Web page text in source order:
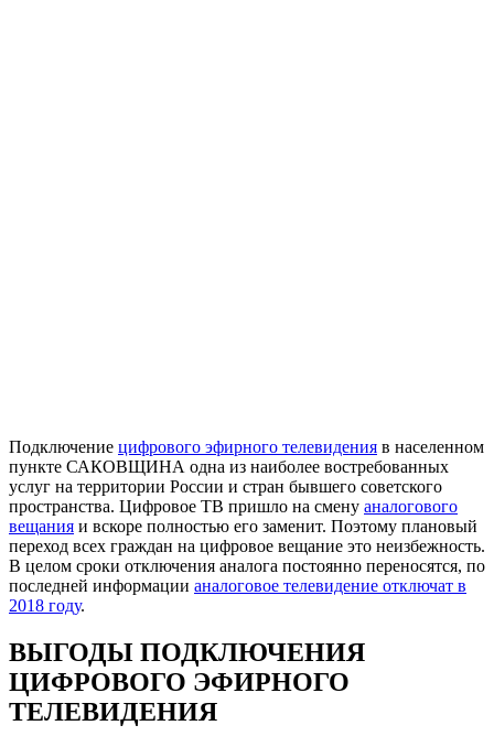
Подключение цифрового эфирного телевидения в населенном
пункте САКОВЩИНА одна из наиболее востребованных
услуг на территории России и стран бывшего советского
пространства. Цифровое ТВ пришло на смену аналогового
вещания и вскоре полностью его заменит. Поэтому плановый
переход всех граждан на цифровое вещание это неизбежность.
В целом сроки отключения аналога постоянно переносятся, по
последней информации аналоговое телевидение отключат в
2018 году.
ВЫГОДЫ ПОДКЛЮЧЕНИЯ
ЦИФРОВОГО ЭФИРНОГО
ТЕЛЕВИДЕНИЯ